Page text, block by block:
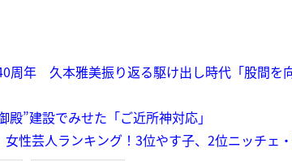
周年 久本雅美振り返る駆け出し時代「股間を
殿”建設でみせた「ご近所神対応」
女性芸人ランキング！3位やす子、2位ニッチェ